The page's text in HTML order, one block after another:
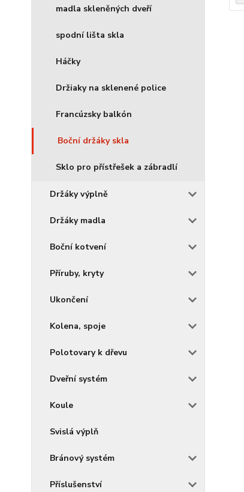
madla skleněných dveří
spodní lišta skla
Háčky
Držiaky na sklenené police
Francúzsky balkón
Boční držáky skla
Sklo pro přístřešek a zábradlí
Držáky výplně
Držáky madla
Boční kotvení
Příruby, kryty
Ukončení
Kolena, spoje
Polotovary k dřevu
Dveřní systém
Koule
Svislá výplň
Bránový systém
Příslušenství